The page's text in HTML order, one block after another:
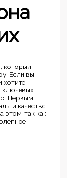
который
Если вы
хотите
ключевых
Первым
и качество
этом, так как